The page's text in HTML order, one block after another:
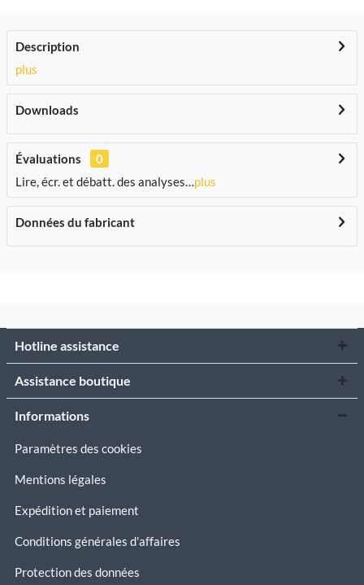
Description
plus
Downloads
Évaluations
0
Lire, écr. et débatt. des analyses…plus
Données du fabricant
Hotline assistance
Assistance boutique
Informations
Paramètres des cookies
Mentions légales
Expédition et paiement
Conditions générales d'affaires
Protection des données